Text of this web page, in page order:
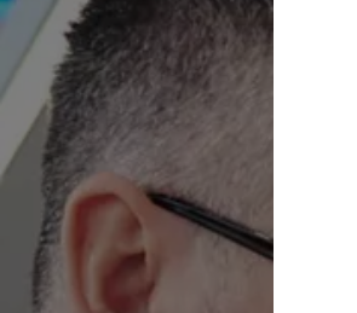
Sonderfahrzeuge
Anpfiff zum Gewinn
Elektromobilität
Elektroautos
ID. Tutorials
Elektrofahrzeugkonzepte
ID. EVERY1
Reichweite
Reichweite der ID. Modelle
Reichweite im Winter
Rekuperation
Laden
Laden unterwegs
Laden Zuhause